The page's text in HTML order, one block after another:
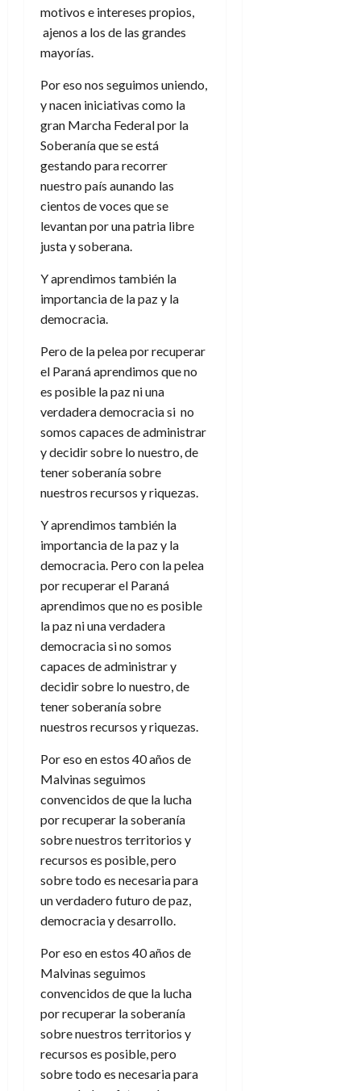
motivos e intereses propios,
ajenos a los de las grandes
mayorías.
Por eso nos seguimos uniendo,
y nacen iniciativas como la
gran Marcha Federal por la
Soberanía que se está
gestando para recorrer
nuestro país aunando las
cientos de voces que se
levantan por una patria libre
justa y soberana.
Y aprendimos también la
importancia de la paz y la
democracia.
Pero de la pelea por recuperar
el Paraná aprendimos que no
es posible la paz ni una
verdadera democracia si no
somos capaces de administrar
y decidir sobre lo nuestro, de
tener soberanía sobre
nuestros recursos y riquezas.
Y aprendimos también la
importancia de la paz y la
democracia. Pero con la pelea
por recuperar el Paraná
aprendimos que no es posible
la paz ni una verdadera
democracia si no somos
capaces de administrar y
decidir sobre lo nuestro, de
tener soberanía sobre
nuestros recursos y riquezas.
Por eso en estos 40 años de
Malvinas seguimos
convencidos de que la lucha
por recuperar la soberanía
sobre nuestros territorios y
recursos es posible, pero
sobre todo es necesaria para
un verdadero futuro de paz,
democracia y desarrollo.
Por eso en estos 40 años de
Malvinas seguimos
convencidos de que la lucha
por recuperar la soberanía
sobre nuestros territorios y
recursos es posible, pero
sobre todo es necesaria para